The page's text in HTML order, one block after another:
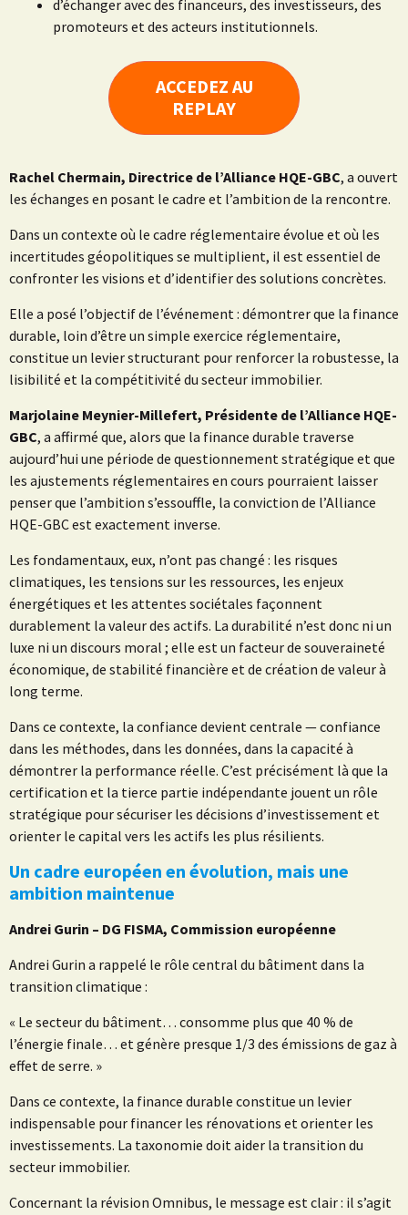
d’échanger avec des financeurs, des investisseurs, des
promoteurs et des acteurs institutionnels.
ACCEDEZ AU
REPLAY
Rachel Chermain, Directrice de l’Alliance HQE-GBC, a ouvert
les échanges en posant le cadre et l’ambition de la rencontre.
Dans un contexte où le cadre réglementaire évolue et où les
incertitudes géopolitiques se multiplient, il est essentiel de
confronter les visions et d’identifier des solutions concrètes.
Elle a posé l’objectif de l’événement : démontrer que la finance
durable, loin d’être un simple exercice réglementaire,
constitue un levier structurant pour renforcer la robustesse, la
lisibilité et la compétitivité du secteur immobilier.
Marjolaine Meynier-Millefert, Présidente de l’Alliance HQE-
GBC, a affirmé que, alors que la finance durable traverse
aujourd’hui une période de questionnement stratégique et que
les ajustements réglementaires en cours pourraient laisser
penser que l’ambition s’essouffle, la conviction de l’Alliance
HQE-GBC est exactement inverse.
Les fondamentaux, eux, n’ont pas changé : les risques
climatiques, les tensions sur les ressources, les enjeux
énergétiques et les attentes sociétales façonnent
durablement la valeur des actifs. La durabilité n’est donc ni un
luxe ni un discours moral ; elle est un facteur de souveraineté
économique, de stabilité financière et de création de valeur à
long terme.
Dans ce contexte, la confiance devient centrale — confiance
dans les méthodes, dans les données, dans la capacité à
démontrer la performance réelle. C’est précisément là que la
certification et la tierce partie indépendante jouent un rôle
stratégique pour sécuriser les décisions d’investissement et
orienter le capital vers les actifs les plus résilients.
Un cadre européen en évolution, mais une
ambition maintenue
Andrei Gurin – DG FISMA, Commission européenne
Andrei Gurin a rappelé le rôle central du bâtiment dans la
transition climatique :
« Le secteur du bâtiment… consomme plus que 40 % de
l’énergie finale… et génère presque 1/3 des émissions de gaz à
effet de serre. »
Dans ce contexte, la finance durable constitue un levier
indispensable pour financer les rénovations et orienter les
investissements. La taxonomie doit aider la transition du
secteur immobilier.
Concernant la révision Omnibus, le message est clair : il s’agit